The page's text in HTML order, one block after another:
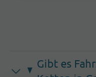
Gibt es